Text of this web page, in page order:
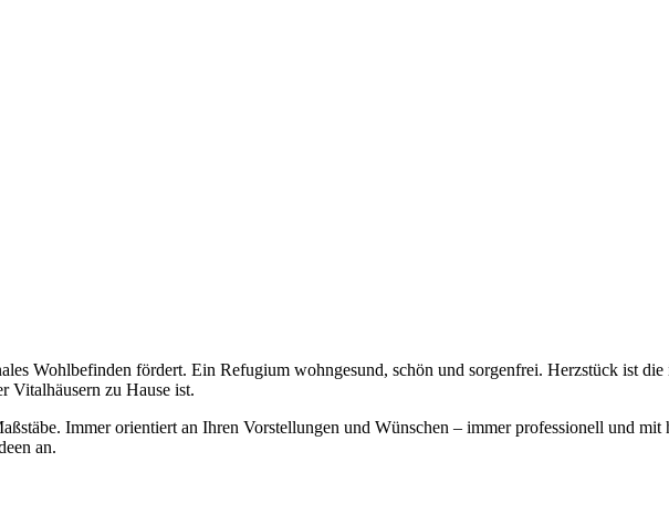
Wohlbefinden fördert. Ein Refugium wohngesund, schön und sorgenfrei. Herzstück ist
Vitalhäusern zu Hause ist.
Immer orientiert an Ihren Vorstellungen und Wünschen – immer professionell und
an.